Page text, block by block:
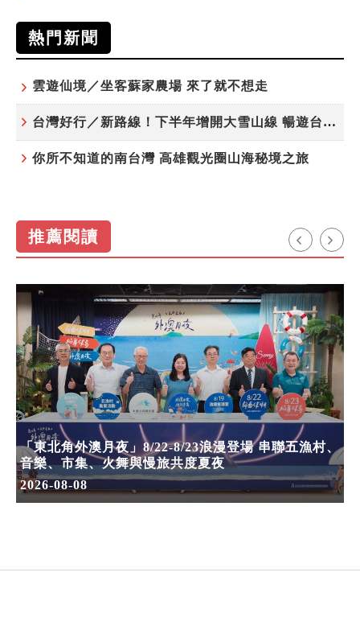
熱門新聞
雲遊仙境／坐客蘇家農場 來了就不想走
台灣好行／新路線！下半年增開大雪山線 暢遊台中更便利
你所不知道的南台灣 高雄觀光圈山海秘境之旅
推薦閱讀
「東北角外澳月夜」8/22-8/23浪漫登場 串聯五漁村、
音樂、市集、火舞與慢旅共度夏夜
2026-08-08